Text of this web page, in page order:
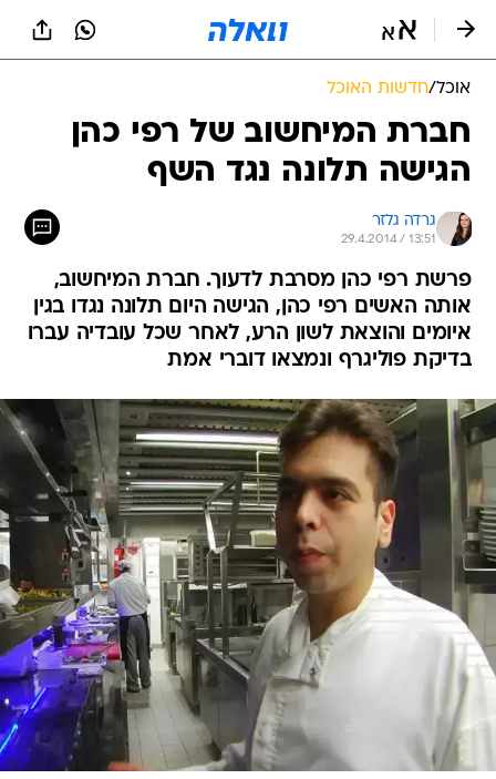
אוכל/חדשות האוכל
חברת המיחשוב של רפי כהן
הגישה תלונה נגד השף
גרדה גלזר
29.4.2014 / 13:51
פרשת רפי כהן מסרבת לדעוך. חברת המיחשוב,
אותה האשים רפי כהן, הגישה היום תלונה נגדו בגין
איומים והוצאת לשון הרע, לאחר שכל עובדיה עברו
בדיקת פוליגרף ונמצאו דוברי אמת